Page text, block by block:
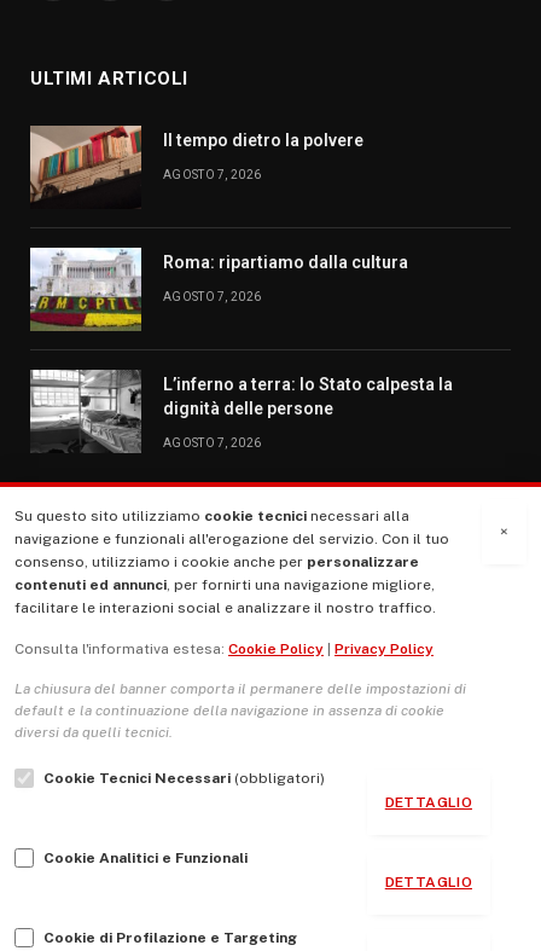
ULTIMI ARTICOLI
Il tempo dietro la polvere
AGOSTO 7, 2026
Roma: ripartiamo dalla cultura
AGOSTO 7, 2026
L’inferno a terra: lo Stato calpesta la
dignità delle persone
AGOSTO 7, 2026
MENU
La Nostra Storia
Le Copertine
L’Associazione
Indirizzo Socio Politico Culturale
Guida per le autrici e gli autori
×
Su questo sito utilizziamo cookie tecnici necessari alla
navigazione e funzionali all'erogazione del servizio. Con il tuo
consenso, utilizziamo i cookie anche per personalizzare
contenuti ed annunci, per fornirti una navigazione migliore,
facilitare le interazioni social e analizzare il nostro traffico.
Consulta l'informativa estesa: Cookie Policy Privacy Policy
La chiusura del banner comporta il permanere delle impostazioni di
default e la continuazione della navigazione in assenza di cookie
diversi da quelli tecnici.
Cookie Tecnici Necessari (obbligatori)
DETTAGLIO
Cookie Analitici e Funzionali
DETTAGLIO
Cookie di Profilazione e Targeting